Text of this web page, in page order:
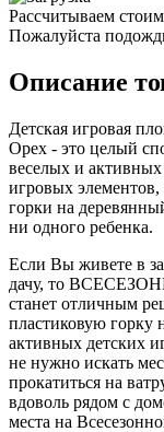
Рассчитываем
Пожалуйста
Описание
Детская игровая
Орех - это целый
веселых и
игровых
горки на
ни одного ребенка.
Если Вы живете в
дачу, то
станет отличным
пластиковую горку
активных детских
не нужно искать
прокатиться на
вдоволь рядом с
места на